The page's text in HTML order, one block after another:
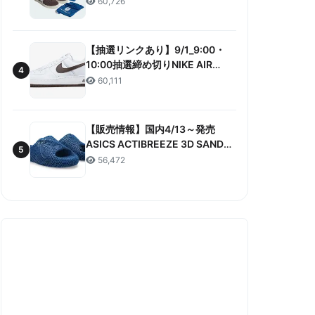
4
【抽選リンクあり】9/1_9:00・
10:00抽選締め切りNIKE AIR
FORCE 1 LOW RETRO COLOR
60,111
5
【販売情報】国内4/13～発売
ASICS ACTIBREEZE 3D SANDAL
“MAKO BLUE” 販売/定価/店舗ま
56,472